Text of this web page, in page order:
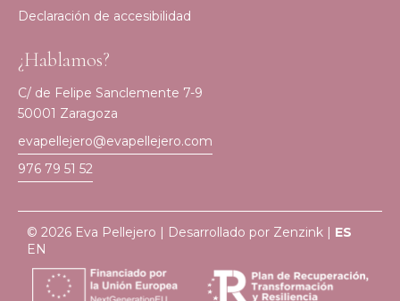
Declaración de accesibilidad
¿Hablamos?
C/ de Felipe Sanclemente 7-9
50001 Zaragoza
evapellejero@evapellejero.com
976 79 51 52
© 2026 Eva Pellejero | Desarrollado por Zenzink | ES
EN